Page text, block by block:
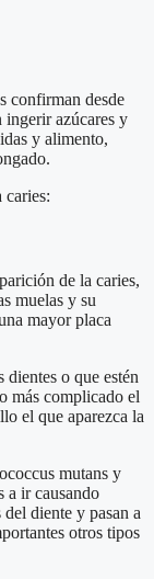
confirman desde
ingerir azúcares y
y alimento,
caries:
de la caries,
muelas y su
mayor placa
dientes o que estén
más complicado el
el que aparezca la
mutans y
a ir causando
diente y pasan a
otros tipos